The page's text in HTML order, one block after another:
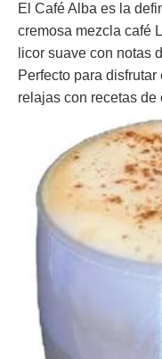
El Café Alba es la
cremosa mezcla café
licor suave con notas
Perfecto para
relajas con recetas de